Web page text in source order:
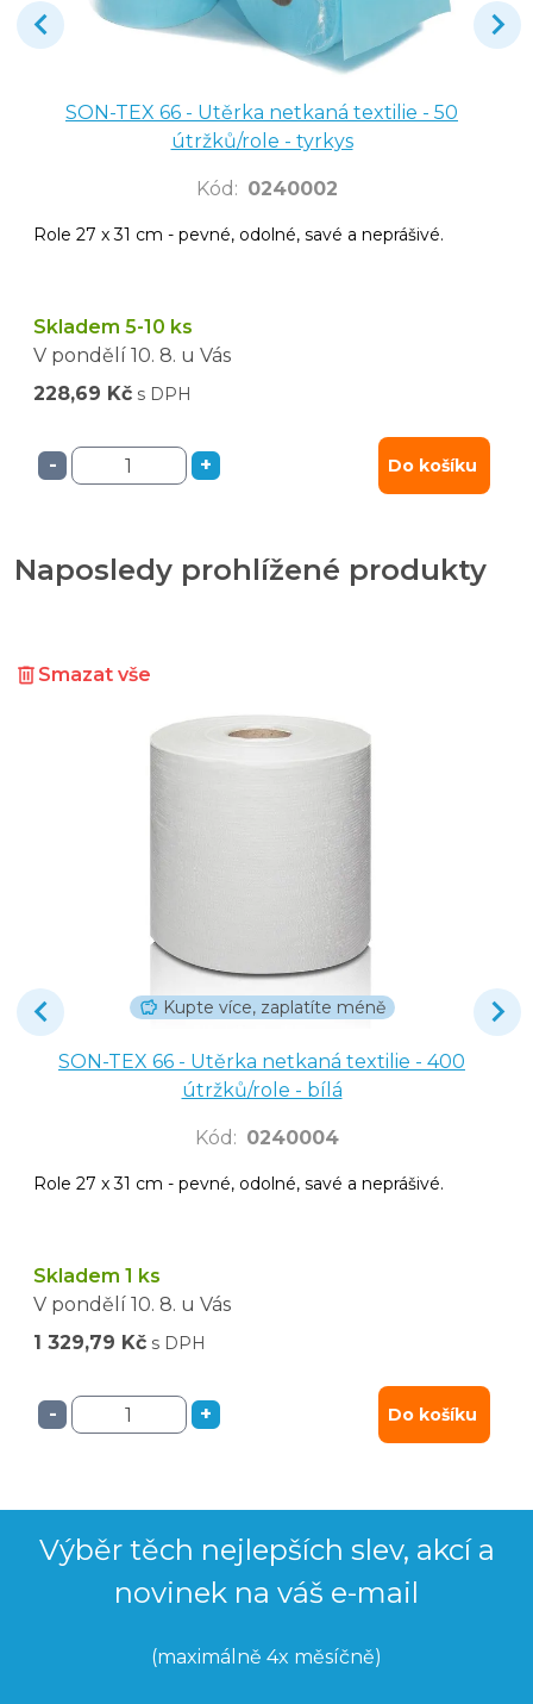
SON-TEX 66 - Utěrka netkaná textilie - 50
útržků/role - tyrkys
Kód : 0240002
Role 27 x 31 cm - pevné, odolné, savé a neprášivé.
Skladem 5-10 ks
V pondělí 10. 8. u Vás
228,69 Kč s DPH
- + Do košíku
Naposledy prohlížené produkty
Smazat vše
Kupte více, zaplatíte méně
SON-TEX 66 - Utěrka netkaná textilie - 400
útržků/role - bílá
Kód : 0240004
Role 27 x 31 cm - pevné, odolné, savé a neprášivé.
Skladem 1 ks
V pondělí 10. 8. u Vás
1 329,79 Kč s DPH
- + Do košíku
Výběr těch nejlepších slev, akcí a
novinek na váš e-mail
(maximálně 4x měsíčně)